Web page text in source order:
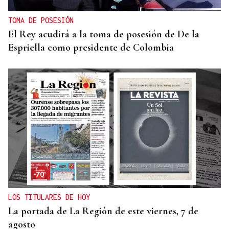
TOMA DE POSESIÓN
El Rey acudirá a la toma de posesión de De la
Espriella como presidente de Colombia
LOS TITULARES DE HOY
La portada de La Región de este viernes, 7 de
agosto